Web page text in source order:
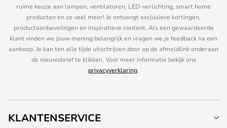
ruime keuze aan lampen, ventilatoren, LED-verlichting, smart home
producten en zo veel meer! Je ontvangt exclusieve kortingen,
productaanbevelingen en inspiratieve content. Als een gewaardeerde
klant vinden we jouw mening belangrijk en vragen we je feedback na een
aankoop. Je kan ten alle tijde uitschrijven door op de afmeldlink onderaan
de nieuwsbrief te klikken. Voor meer informatie bekijk ons
privacyverklaring.
KLANTENSERVICE